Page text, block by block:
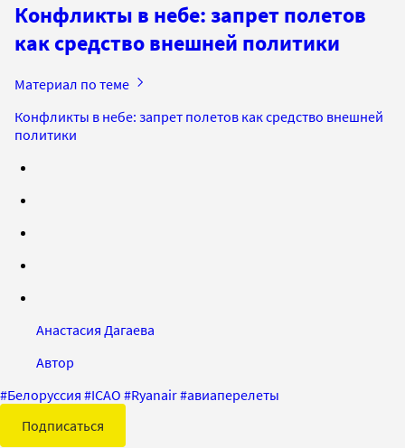
Конфликты в небе: запрет полетов
как средство внешней политики
Материал по теме
Конфликты в небе: запрет полетов как средство внешней
политики
Анастасия Дагаева
Автор
#Белоруссия #ICAO #Ryanair#авиаперелеты
Подписаться